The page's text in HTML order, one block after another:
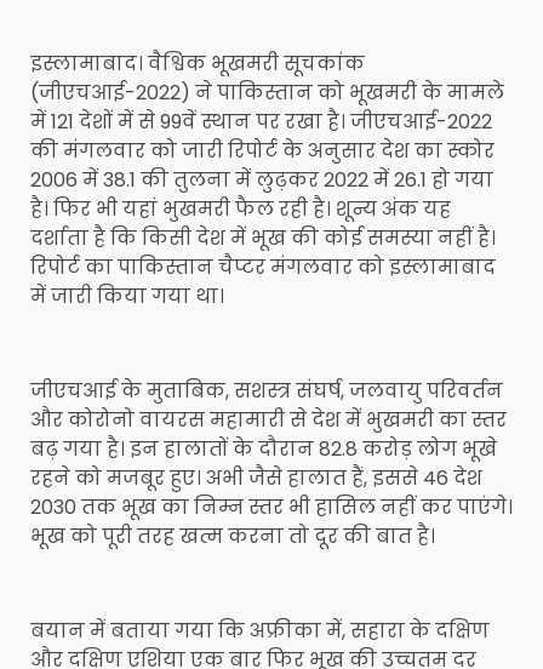
इस्लामाबाद। वैश्विक भूखमरी सूचकांक
(जीएचआई-2022) ने पाकिस्तान को भूखमरी के मामले
में 121 देशों में से 99वें स्थान पर रखा है। जीएचआई-2022
की मंगलवार को जारी रिपोर्ट के अनुसार देश का स्कोर
2006 में 38.1 की तुलना में लुढ़कर 2022 में 26.1 हो गया
है। फिर भी यहां भुखमरी फैल रही है। शून्य अंक यह
दर्शाता है कि किसी देश में भूख की कोई समस्या नहीं है।
रिपोर्ट का पाकिस्तान चैप्टर मंगलवार को इस्लामाबाद
में जारी किया गया था।
जीएचआई के मुताबिक, सशस्त्र संघर्ष, जलवायु परिवर्तन
और कोरोनो वायरस महामारी से देश में भुखमरी का स्तर
बढ़ गया है। इन हालातों के दौरान 82.8 करोड़ लोग भूखे
रहने को मजबूर हुए। अभी जैसे हालात हैं, इससे 46 देश
2030 तक भूख का निम्न स्तर भी हासिल नहीं कर पाएंगे।
भूख को पूरी तरह खत्म करना तो दूर की बात है।
बयान में बताया गया कि अफ्रीका में, सहारा के दक्षिण
और दक्षिण एशिया एक बार फिर भूख की उच्चतम दर